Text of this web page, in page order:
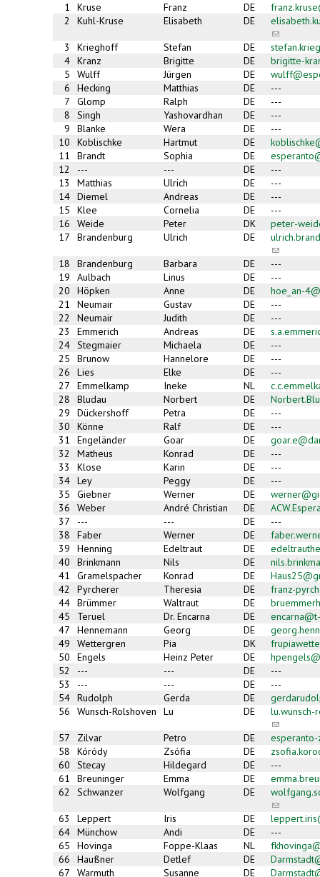
1
Kruse Franz DE
2
Kuhl-Kruse Elisabeth DE
(link
sends
e-
mail)
3 Krieghoff Stefan DE
4 Kranz Brigitte DE
brigitte-
5
Wulff Jürgen DE
6
Hecking Matthias DE
---
7
Glomp Ralph DE
---
8
Singh Yashovardhan DE
---
9
Blanke Wera DE
---
10
Koblischke Hartmut DE
11
Brandt Sophia DE
12
--- --- DE
---
13
Matthias Ulrich DE
---
14 Diemel Andreas DE
---
15
Klee Cornelia DE
---
16
Weide Peter DK
peter-
17
Brandenburg Ulrich DE
(link
sends
e-
mail)
18 Brandenburg Barbara DE
---
19
Aulbach Linus DE
---
20
Höpken Anne DE
hoe_an-
21
Neumair Gustav DE
---
22
Neumair Judith DE
---
23
Emmerich Andreas DE
24 Stegmaier Michaela DE
---
25
Brunow Hannelore DE
---
26
Lies Elke DE
---
27
Emmelkamp Ineke NL
28
Bludau Norbert DE
29
Dückershoff Petra DE
---
30
Könne Ralf DE
---
31
Engeländer Goar DE
32
Matheus Konrad DE
---
33
Klose Karin DE
---
34 Ley Peggy DE
---
35
Giebner Werner DE
36
Weber André Christian DE
37
--- --- DE
---
38
Faber Werner DE
39
Henning Edeltraut DE
40
Brinkmann Nils DE
41
Gramelspacher Konrad DE
42
Pyrcherer Theresia DE
franz-
44 Brümmer Waltraut DE
45
Teruel Dr. Encarna DE
47
Hennemann Georg DE
49
Wettergren Pia DK
50
Engels Heinz Peter DE
52
--- --- DE
---
53
--- --- DE
---
54 Rudolph Gerda DE
56
Wunsch-Rolshoven Lu DE
lu.wunsch-
(link
sends
e-
mail)
57 Zilvar Petro DE
58
Kóródy Zsófia DE
60
Stecay Hildegard DE
---
61
Breuninger Emma DE
62
Schwanzer Wolfgang DE
(link
sends
e-
mail)
63 Leppert Iris DE
64 Münchow Andi DE
---
65
Hovinga Foppe-Klaas NL
66
Haußner Detlef DE
67
Warmuth Susanne DE